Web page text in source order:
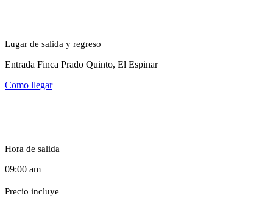
Lugar de salida y regreso
Entrada Finca Prado Quinto, El Espinar
Como llegar
Hora de salida
09:00 am
Precio incluye